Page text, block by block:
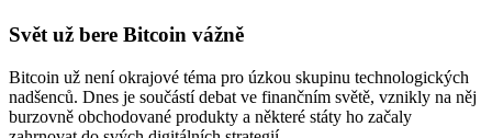
Svět už bere Bitcoin vážně
Bitcoin už není okrajové téma pro úzkou skupinu technologických
nadšenců. Dnes je součástí debat ve finančním světě, vznikly na něj
burzovně obchodované produkty a některé státy ho začaly